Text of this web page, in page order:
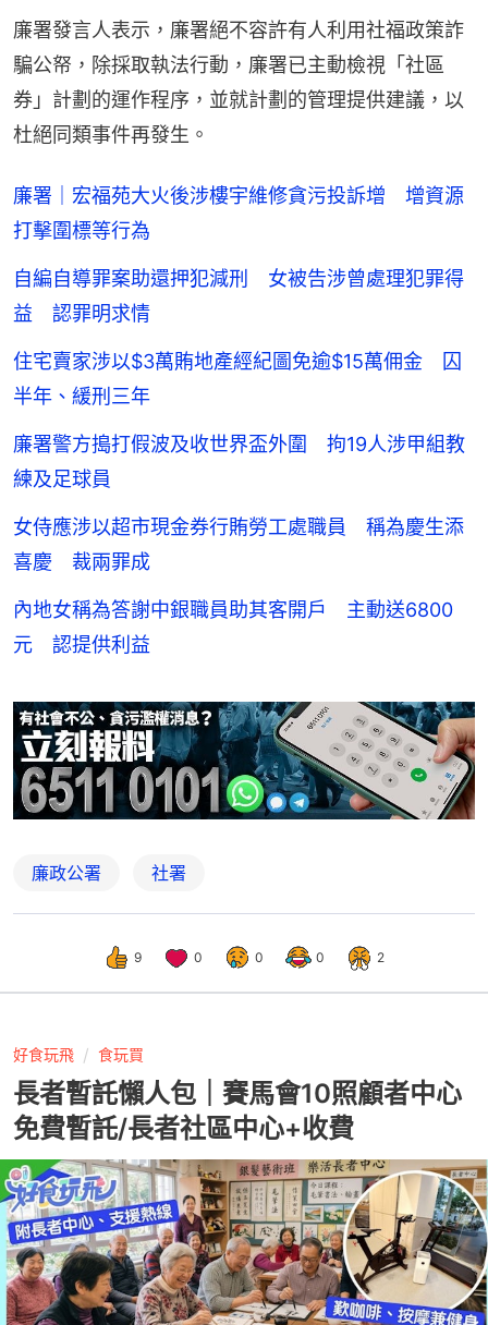
廉署發言人表示，廉署絕不容許有人利用社福政策詐
騙公帑，除採取執法行動，廉署已主動檢視「社區
券」計劃的運作程序，並就計劃的管理提供建議，以
杜絕同類事件再發生。
廉署｜宏福苑大火後涉樓宇維修貪污投訴增 增資源
打擊圍標等行為
自編自導罪案助還押犯減刑 女被告涉曾處理犯罪得
益 認罪明求情
住宅賣家涉以$3萬賄地產經紀圖免逾$15萬佣金 囚
半年、緩刑三年
廉署警方搗打假波及收世界盃外圍 拘19人涉甲組教
練及足球員
女侍應涉以超市現金券行賄勞工處職員 稱為慶生添
喜慶 裁兩罪成
內地女稱為答謝中銀職員助其客開戶 主動送6800
元 認提供利益
廉政公署 社署
9 0 0 0 2
好食玩飛 食玩買
長者暫託懶人包｜賽馬會10照顧者中心
免費暫託/長者社區中心+收費